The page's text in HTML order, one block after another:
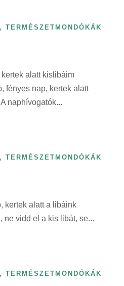
, TERMÉSZETMONDÓKÁK
alatt kislibáim
fényes nap, kertek alatt
naphívogatók...
, TERMÉSZETMONDÓKÁK
kertek alatt a libáink
ne vidd el a kis libát, se...
, TERMÉSZETMONDÓKÁK